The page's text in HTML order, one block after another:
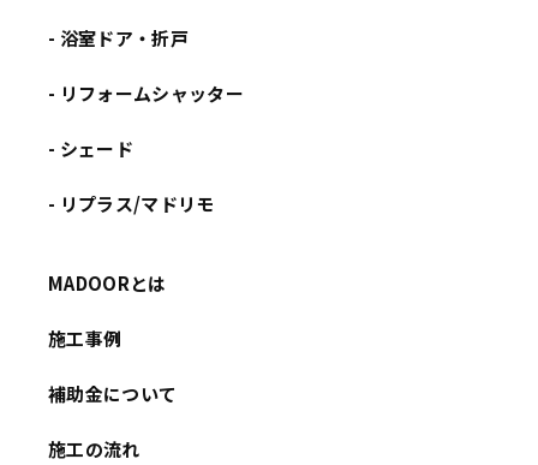
- 浴室ドア・折戸
- リフォームシャッター
- シェード
- リプラス/マドリモ
MADOORとは
施工事例
補助金について
施工の流れ